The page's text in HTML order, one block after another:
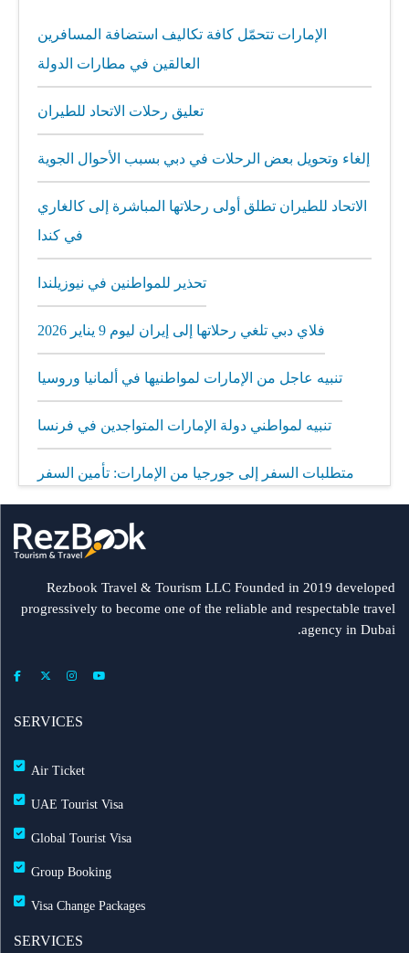
الإمارات تتحمّل كافة تكاليف استضافة المسافرين
العالقين في مطارات الدولة
تعليق رحلات الاتحاد للطيران
إلغاء وتحويل بعض الرحلات في دبي بسبب الأحوال الجوية
الاتحاد للطيران تطلق أولى رحلاتها المباشرة إلى كالغاري
في كندا
تحذير للمواطنين في نيوزيلندا
فلاي دبي تلغي رحلاتها إلى إيران ليوم 9 يناير 2026
تنبيه عاجل من الإمارات لمواطنيها في ألمانيا وروسيا
تنبيه لمواطني دولة الإمارات المتواجدين في فرنسا
متطلبات السفر إلى جورجيا من الإمارات: تأمين السفر
إلزامي
مطار الشارقة يطلق رحلات مباشرة إلى ميونيخ عبر
فلاي دبي: تأخير بعض الرحلات بسبب الأحوال الجوية
عرض طيران الإمارات إلى دبي | عشاء بحري وزيارة فنية
طيران الإمارات تشغّل رحلاتها إلى بغداد
طيران الإمارات تطلق بطاقة إيميريتس آسيا باس لرحلات
متعددة
Rezbook Travel & Tourism LLC Founded in 2019 developed
progressively to become one of the reliable and respectable travel
agency in Dubai.
SERVICES
Air Ticket
UAE Tourist Visa
Global Tourist Visa
Group Booking
Visa Change Packages
SERVICES